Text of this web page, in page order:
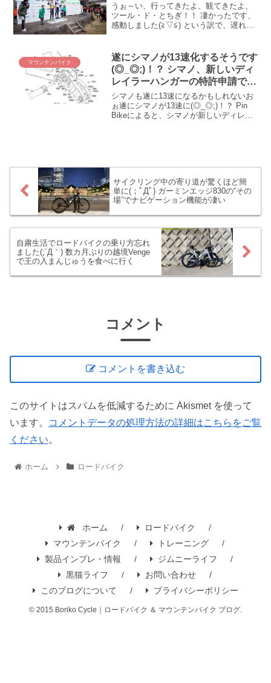
うぉ～い、行ってきたよ、観てきたよ、
ツール・ド・とちぎ！！ 凄かったです、
感動しました(≧▽≦) という訳で、遅れば
ジのゴール地点へ！ 行く前に(*´ω｀)ワタ
クシ...
マウンテンバイク
遂にシマノが13速化するそうです
(◎_◎;)！？ シマノ、新しいディ
レイラーハンガーの特許申請で13
速化の流れに乗る
シマノも遂に13速になるかもしれないお
ぉ遂にシマノが13速に(◎_◎;)！？ Pin
Bikeによると、シマノが新しいディレイ
サイクリング中の寄り道が驚くほど簡
単に(；ﾟДﾟ) ガーミンエッジ830の“その
場”でナビゲーション機能が凄い
自粛生活でロードバイクの乗り方忘れ
ました(;´Д｀) 数カ月ぶりの越境Venge
で王の入まんじゅうを食べに行く
コメント
コメントを書き込む
このサイトはスパムを低減するために Akismet を使って
います。
コメントデータの処理方法の詳細はこちらをご覧
ください。
ホーム ロードバイク
ホーム
ロードバイク
マウンテンバイク
トレーニング
製品インプレ・情報
ジムニーライフ
黒猫ライフ
お問い合わせ
このブログについて
プライバシーポリシー
© 2015 Boriko Cycle｜ロードバイク ＆ マウンテンバイク ブログ.